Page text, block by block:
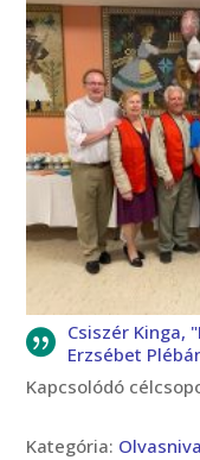
Csiszér Kinga,
Erzsébet
Kapcsolódó
Kategória: